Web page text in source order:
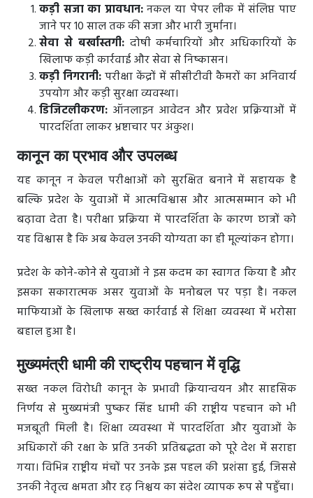
कड़ी सजा का प्रावधान:नकल या पेपर लीक में संलिप्त पाए
जाने पर 10 साल तक की सजा और भारी जुर्माना।
सेवा से बर्खास्तगी:दोषी कर्मचारियों और अधिकारियों के
खिलाफ कड़ी कार्रवाई और सेवा से निष्कासन।
कड़ी निगरानी:परीक्षा केंद्रों में सीसीटीवी कैमरों का अनिवार्य
उपयोग और कड़ी सुरक्षा व्यवस्था।
डिजिटलीकरण: ऑनलाइन आवेदन और प्रवेश प्रक्रियाओं में
पारदर्शिता लाकर भ्रष्टाचार पर अंकुश।
कानून का प्रभाव और उपलब्ध
यह कानून न केवल परीक्षाओं को सुरक्षित बनाने में सहायक है
बल्कि प्रदेश के युवाओं में आत्मविश्वास और आत्मसम्मान को भी
बढ़ावा देता है। परीक्षा प्रक्रिया में पारदर्शिता के कारण छात्रों को
यह विश्वास है कि अब केवल उनकी योग्यता का ही मूल्यांकन होगा।
प्रदेश के कोने-कोने से युवाओं ने इस कदम का स्वागत किया है और
इसका सकारात्मक असर युवाओं के मनोबल पर पड़ा है। नकल
माफियाओं के खिलाफ सख्त कार्रवाई से शिक्षा व्यवस्था में भरोसा
बहाल हुआ है।
मुख्यमंत्री धामी की राष्ट्रीय पहचान में वृद्धि
सख्त नकल विरोधी कानून के प्रभावी क्रियान्वयन और साहसिक
निर्णय से मुख्यमंत्री पुष्कर सिंह धामी की राष्ट्रीय पहचान को भी
मजबूती मिली है। शिक्षा व्यवस्था में पारदर्शिता और युवाओं के
अधिकारों की रक्षा के प्रति उनकी प्रतिबद्धता को पूरे देश में सराहा
गया। विभिन्न राष्ट्रीय मंचों पर उनके इस पहल की प्रशंसा हुई, जिससे
उनकी नेतृत्व क्षमता और दृढ़ निश्चय का संदेश व्यापक रूप से पहुँचा।